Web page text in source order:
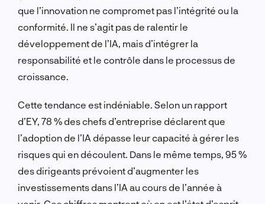
que l’innovation ne compromet pas l’intégrité ou la
conformité. Il ne s’agit pas de ralentir le
développement de l’IA, mais d’intégrer la
responsabilité et le contrôle dans le processus de
croissance.
Cette tendance est indéniable. Selon un rapport
d’EY, 78 % des chefs d’entreprise déclarent que
l’adoption de l’IA dépasse leur capacité à gérer les
risques qui en découlent. Dans le même temps, 95 %
des dirigeants prévoient d’augmenter les
investissements dans l’IA au cours de l’année à